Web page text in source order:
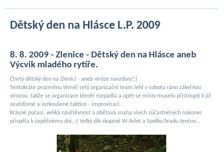
Dětský den na Hlásce L.P. 2009
8. 8. 2009 - Zlenice - Dětský den na Hlásce aneb
Výcvik mladého rytíře.
Čtvrtý dětský den na Zlenici - aneb viróze navzdory!:)
Tentokráte prozměnu téměř celý organizační team lehl v sobotu ráno zákeřnou
virozou, takže se organizace téměř rozpadla a opět se místy muselo přistoupit k již
osvědčené a vyzkoušené taktice - improvizaci.
Krásné počasí, veliká návštěvnost a obětavá snaha všech zúčastněných nakonec
přispěla k úspěšnému dni..:) Velký dík skupině W-Arlet a Spolku hradu Jenčov...